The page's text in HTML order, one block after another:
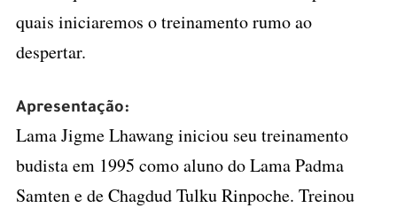
quais iniciaremos o treinamento rumo ao
despertar.
Apresentação:
Lama Jigme Lhawang iniciou seu treinamento
budista em 1995 como aluno do Lama Padma
Samten e de Chagdud Tulku Rinpoche. Treinou